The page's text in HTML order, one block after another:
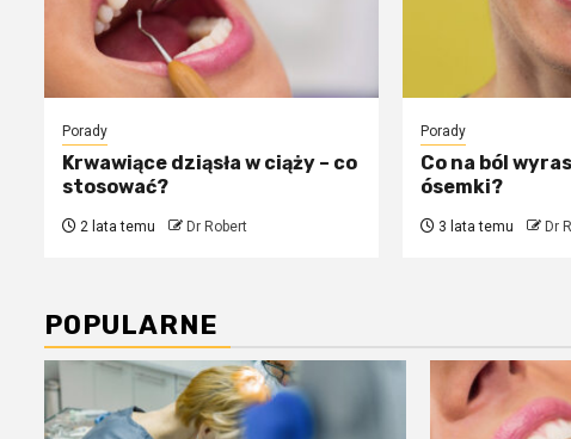
Porady
Krwawiące dziąsła w ciąży – co
stosować?
2 lata temu Dr Robert
Porady
Co na ból
ósemki?
3 lata temu Dr
POPULARNE